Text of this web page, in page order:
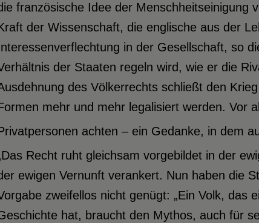
französische Idee der Menschheitseinigung
der Wissenschaft, die englische aus der
in der Gesellschaft, so
der Staaten regeln wird, wie er die
des Völkerrechts schließt den
mehr und mehr legalisiert werden. Vor
achten – ein Gedanke, in dem
Recht ruht gleichsam vorgebildet in der
ewigen Vernunft verankert. Nun haben die
zweifellos nicht genügt: „Ein Volk, das
hat, braucht den Mythos, auch für